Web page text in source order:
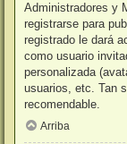
Administradores y
registrarse para
registrado le dará
como usuario
personalizada
usuarios, etc. Tan
recomendable.
Arriba